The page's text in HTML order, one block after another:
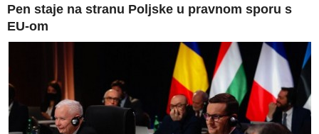
Pen staje na stranu Poljske u pravnom sporu s
EU-om